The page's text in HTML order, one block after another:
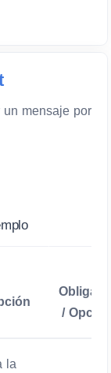
un mensaje por
/
la